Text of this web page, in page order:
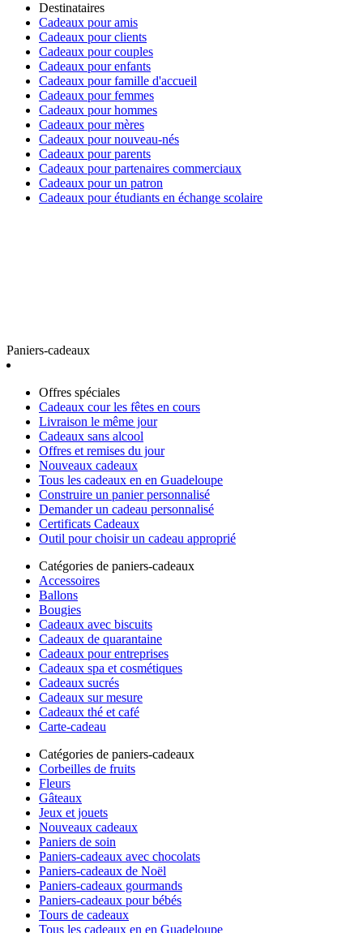
Destinataires
Cadeaux pour amis
Cadeaux pour clients
Cadeaux pour couples
Cadeaux pour enfants
Cadeaux pour famille d'accueil
Cadeaux pour femmes
Cadeaux pour hommes
Cadeaux pour mères
Cadeaux pour nouveau-nés
Cadeaux pour parents
Cadeaux pour partenaires commerciaux
Cadeaux pour un patron
Cadeaux pour étudiants en échange scolaire
Paniers-cadeaux
Offres spéciales
Cadeaux cour les fêtes en cours
Livraison le même jour
Cadeaux sans alcool
Offres et remises du jour
Nouveaux cadeaux
Tous les cadeaux en en Guadeloupe
Construire un panier personnalisé
Demander un cadeau personnalisé
Certificats Cadeaux
Outil pour choisir un cadeau approprié
Catégories de paniers-cadeaux
Accessoires
Ballons
Bougies
Cadeaux avec biscuits
Cadeaux de quarantaine
Cadeaux pour entreprises
Cadeaux spa et cosmétiques
Cadeaux sucrés
Cadeaux sur mesure
Cadeaux thé et café
Carte-cadeau
Catégories de paniers-cadeaux
Corbeilles de fruits
Fleurs
Gâteaux
Jeux et jouets
Nouveaux cadeaux
Paniers de soin
Paniers-cadeaux avec chocolats
Paniers-cadeaux de Noël
Paniers-cadeaux gourmands
Paniers-cadeaux pour bébés
Tours de cadeaux
Tous les cadeaux en en Guadeloupe